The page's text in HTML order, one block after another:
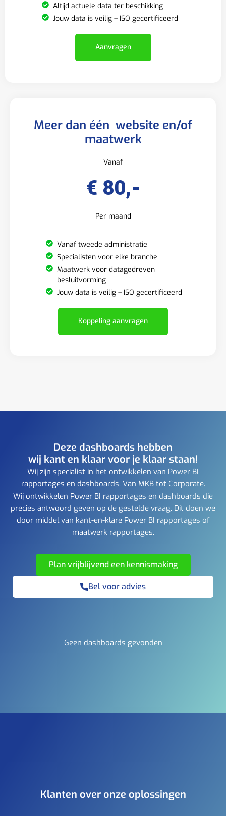
Altijd actuele data ter beschikking
Jouw data is veilig – ISO gecertificeerd
Aanvragen
Meer dan één website en/of
maatwerk
Vanaf
€ 80,-
Per maand
Vanaf tweede administratie
Specialisten voor elke branche
Maatwerk voor datagedreven
besluitvorming
Jouw data is veilig – ISO gecertificeerd
Koppeling aanvragen
Deze dashboards hebben
wij kant en klaar voor je klaar staan!
Wij zijn specialist in het ontwikkelen van Power BI
rapportages en dashboards. Van MKB tot Corporate.
Wij ontwikkelen Power BI rapportages en dashboards die
precies antwoord geven op de gestelde vraag. Dit doen we
door middel van kant-en-klare Power BI rapportages of
maatwerk rapportages.
Plan vrijblijvend een kennismaking
Bel voor advies
Geen dashboards gevonden
Klanten over onze oplossingen